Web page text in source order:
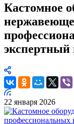
Кастомное
экспертный
22 января 2026